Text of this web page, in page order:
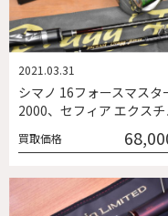
シマノ 16フォースマスタ
2000、セフィア エクスチ
2021.03.31
買取価格